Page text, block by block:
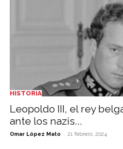
Hoy
HISTORIA
Leopoldo III, el rey
ante los nazis...
Omar López Mato - 21 febrero, 2024